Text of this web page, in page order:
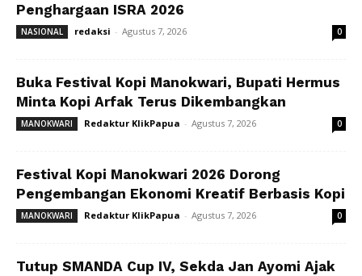
Penghargaan ISRA 2026
NASIONAL redaksi - Agustus 7, 2026 0
Buka Festival Kopi Manokwari, Bupati Hermus
Minta Kopi Arfak Terus Dikembangkan
MANOKWARI Redaktur KlikPapua - Agustus 7, 2026 0
Festival Kopi Manokwari 2026 Dorong
Pengembangan Ekonomi Kreatif Berbasis Kopi
MANOKWARI Redaktur KlikPapua - Agustus 7, 2026 0
Tutup SMANDA Cup IV, Sekda Jan Ayomi Ajak